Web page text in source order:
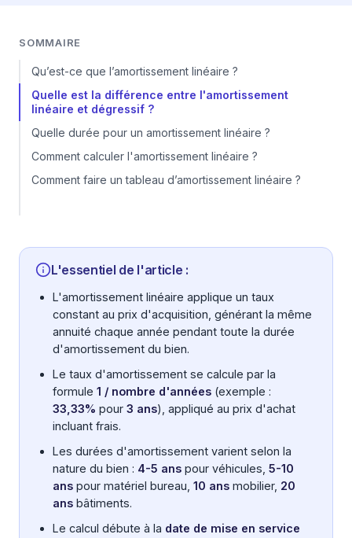
SOMMAIRE
Qu’est-ce que l’amortissement linéaire ?
Quelle est la différence entre l'amortissement
linéaire et dégressif ?
Quelle durée pour un amortissement linéaire ?
Comment calculer l'amortissement linéaire ?
Comment faire un tableau d’amortissement linéaire ?
L'essentiel de l'article :
L'amortissement linéaire applique un taux
constant au prix d'acquisition, générant la même
annuité chaque année pendant toute la durée
d'amortissement du bien.
Le taux d'amortissement se calcule par la
formule 1 / nombre d'années (exemple :
33,33% pour 3 ans), appliqué au prix d'achat
incluant frais.
Les durées d'amortissement varient selon la
nature du bien : 4-5 ans pour véhicules, 5-10
ans pour matériel bureau, 10 ans mobilier, 20
ans bâtiments.
Le calcul débute à la date de mise en service